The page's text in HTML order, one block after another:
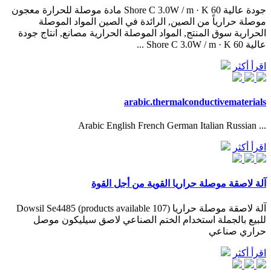
جودة عالية 60 Shore C 3.0W / m · K مادة موصلة للحرارة معجون
موصلة حرارياً من الصين, الرائدة في الصين المواد الموصلة
الحرارية سوق المنتج, المواد الموصلة الحرارية مصانع, انتاج جودة
عالية 60 Shore C 3.0W / m · K ...
اقرأ أكثر
arabic.thermalconductivematerials
... Arabic English French German Italian Russian
اقرأ أكثر
آلة لاصقة موصلة حراريا القوية من أجل القوة
آلة لاصقة موصلة حراريا (107 products available) Dowsil Se4485
للبيع بالجملة استخدام الختم الصناعي لاصق سيليكون موصل
حراري صناعي
اقرأ أكثر